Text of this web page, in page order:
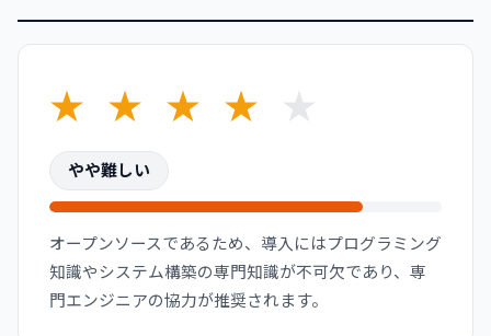
★ ★ ★ ★ ★
やや難しい
オープンソースであるため、導入にはプログラミング
知識やシステム構築の専門知識が不可欠であり、専
門エンジニアの協力が推奨されます。